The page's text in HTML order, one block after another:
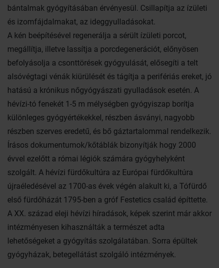
bántalmak gyógyításában érvényesül. Csillapítja az ízületi
és izomfájdalmakat, az ideggyulladásokat.
A kén beépítésével regenerálja a sérült ízületi porcot,
megállítja, illetve lassítja a porcdegenerációt, előnyösen
befolyásolja a csonttörések gyógyulását, elősegíti a telt
alsóvégtagi vénák kiürülését és tágítja a perifériás ereket, jó
hatású a krónikus nőgyógyászati gyulladások esetén. A
hévízi-tó fenekét 1-5 m mélységben gyógyiszap borítja
különleges gyógyértékekkel, részben ásványi, nagyobb
részben szerves eredetű, és bő gáztartalommal rendelkezik.
Írásos dokumentumok/kőtáblák bizonyítják hogy 2000
évvel ezelőtt a római légiók számára gyógyhelyként
szolgált. A hévízi fürdőkultúra az Európai fürdőkultúra
újraéledésével az 1700-as évek végén alakult ki, a Tófürdő
első fürdőházát 1795-ben a gróf Festetics család építtette.
A XX. század eleji hévízi híradások, képek szerint már akkor
intézményesen kihasználták a természet adta
lehetőségeket a gyógyítás szolgálatában. Sorra épültek
gyógyházak, betegellátást szolgáló intézmények.